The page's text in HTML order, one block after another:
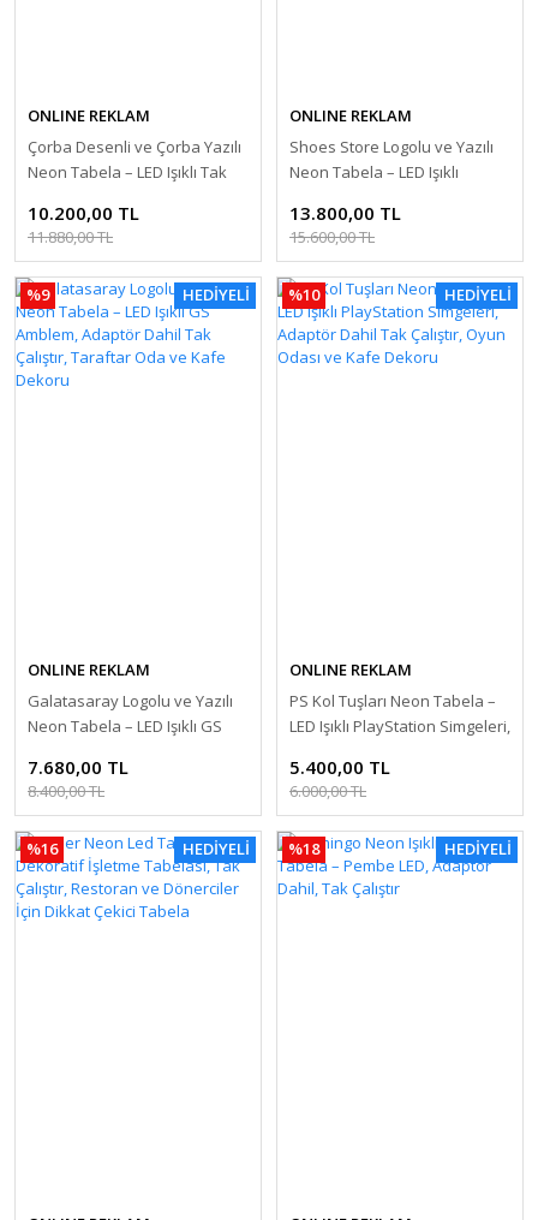
ONLINE REKLAM
Çorba Desenli ve Çorba Yazılı
Neon Tabela – LED Işıklı Tak
Dekoru
10.200,00 TL
11.880,00 TL
ONLINE REKLAM
Shoes Store Logolu ve Yazılı
Neon Tabela – LED Işıklı
Dahil Tak Çalıştır, Mağaza ve
Vitrin Dekoru
13.800,00 TL
15.600,00 TL
%9 HEDİYELİ
ONLINE REKLAM
Galatasaray Logolu ve Yazılı
Neon Tabela – LED Işıklı GS
Çalıştır, Taraftar Oda ve Kafe
Dekoru
7.680,00 TL
8.400,00 TL
%10 HEDİYELİ
ONLINE REKLAM
PS Kol Tuşları Neon Tabela –
LED Işıklı PlayStation Simgeleri,
Oyun Odası ve Kafe Dekoru
5.400,00 TL
6.000,00 TL
%16 HEDİYELİ %18 HEDİYELİ